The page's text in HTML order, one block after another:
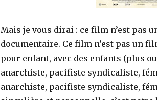
Mais je vous dirai : ce film n’est pas
documentaire. Ce film n’est pas un
pour enfant, avec des enfants (plus
anarchiste, pacifiste syndicaliste,
anarchiste, pacifiste syndicaliste,